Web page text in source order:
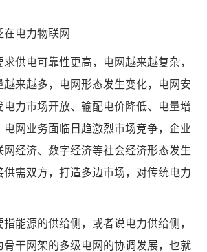
电力物联网
供电可靠性更高，电网越来越复杂，
来越多，电网形态发生变化，电网安
力市场开放、输配电价降低、电量增
电网业务面临日趋激烈市场竞争，企业
经济、数字经济等社会经济形态发生
供需双方，打造多边市场，对传统电力
能源的供给侧，或者说电力供给侧，
骨干网架的多级电网的协调发展，也就